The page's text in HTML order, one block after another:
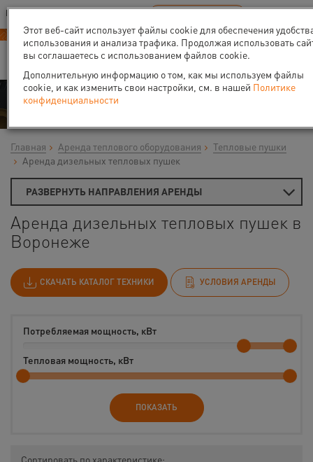
Ваш город:Воронеж
В Вашем регионе нет наших офисов RU EN
Аренда
Главная Аренда теплового оборудования
Тепловые пушки
Аренда дизельных тепловых пушек
РАЗВЕРНУТЬ НАПРАВЛЕНИЯ АРЕНДЫ
Аренда дизельных тепловых пушек в
Воронеже
СКАЧАТЬ КАТАЛОГ ТЕХНИКИ УСЛОВИЯ АРЕНДЫ
Потребляемая мощность, кВт
Тепловая мощность, кВт
ПОКАЗАТЬ
Сортировать по характеристике:
Этот веб-сайт использует файлы cookie для обеспечения
использования и анализа трафика. Продолжая использовать
вы соглашаетесь с использованием файлов cookie.
Дополнительную информацию о том, как мы используем файлы
cookie, и как изменить свои настройки, см. в нашей Политике
конфиденциальности